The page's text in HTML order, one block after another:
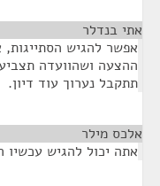
אתי בנדלר
אפשר להגיש
ההצעה ושהוועדה
תתקבל נערוך עוד דיון.
אלכס מילר
אתה יכול להגיש עכשיו